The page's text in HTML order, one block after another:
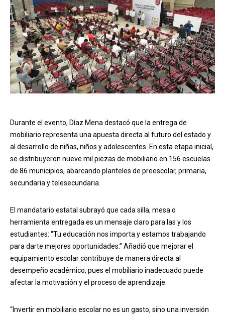
Durante el evento, Díaz Mena destacó que la entrega de
mobiliario representa una apuesta directa al futuro del estado y
al desarrollo de niñas, niños y adolescentes. En esta etapa inicial,
se distribuyeron nueve mil piezas de mobiliario en 156 escuelas
de 86 municipios, abarcando planteles de preescolar, primaria,
secundaria y telesecundaria.
El mandatario estatal subrayó que cada silla, mesa o
herramienta entregada es un mensaje claro para las y los
estudiantes: “Tu educación nos importa y estamos trabajando
para darte mejores oportunidades.” Añadió que mejorar el
equipamiento escolar contribuye de manera directa al
desempeño académico, pues el mobiliario inadecuado puede
afectar la motivación y el proceso de aprendizaje.
“Invertir en mobiliario escolar no es un gasto, sino una inversión